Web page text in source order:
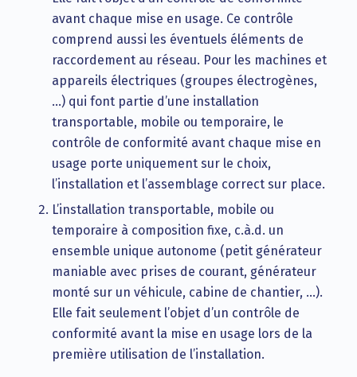
avant chaque mise en usage. Ce contrôle
comprend aussi les éventuels éléments de
raccordement au réseau. Pour les machines et
appareils électriques (groupes électrogènes,
…) qui font partie d’une installation
transportable, mobile ou temporaire, le
contrôle de conformité avant chaque mise en
usage porte uniquement sur le choix,
l’installation et l’assemblage correct sur place.
L’installation transportable, mobile ou
temporaire à composition fixe, c.à.d. un
ensemble unique autonome (petit générateur
maniable avec prises de courant, générateur
monté sur un véhicule, cabine de chantier, …).
Elle fait seulement l’objet d’un contrôle de
conformité avant la mise en usage lors de la
première utilisation de l’installation.